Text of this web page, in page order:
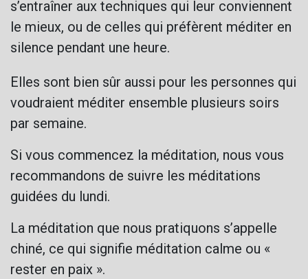
s’entraîner aux techniques qui leur conviennent
le mieux, ou de celles qui préfèrent méditer en
silence pendant une heure.
Elles sont bien sûr aussi pour les personnes qui
voudraient méditer ensemble plusieurs soirs
par semaine.
Si vous commencez la méditation, nous vous
recommandons de suivre les méditations
guidées du lundi.
La méditation que nous pratiquons s’appelle
chiné, ce qui signifie méditation calme ou «
rester en paix ».